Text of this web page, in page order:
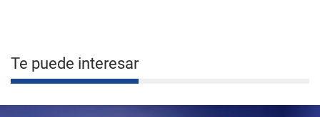
Te puede interesar